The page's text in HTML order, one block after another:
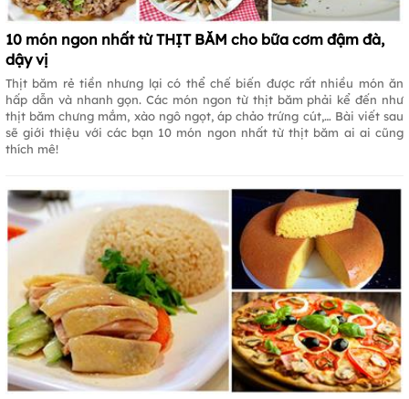
10 món ngon nhất từ THỊT BĂM cho bữa cơm đậm đà,
dậy vị
Thịt băm rẻ tiền nhưng lại có thể chế biến được rất nhiều món ăn
hấp dẫn và nhanh gọn. Các món ngon từ thịt băm phải kể đến như
thịt băm chưng mắm, xào ngô ngọt, áp chảo trứng cút,… Bài viết sau
sẽ giới thiệu với các bạn 10 món ngon nhất từ thịt băm ai ai cũng
thích mê!